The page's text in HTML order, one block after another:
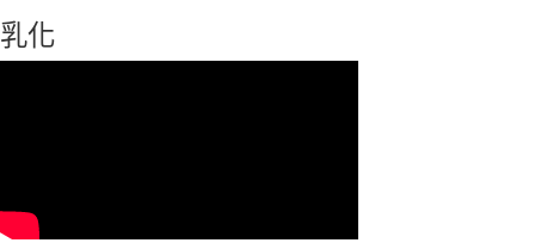
乳化